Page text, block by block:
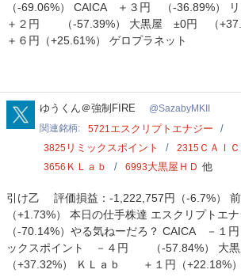
（-69.06%） CAICA ＋３円 （-36.89%）
＋２円 （-57.39%） 大黒屋 ±0円 （
＋６円（+25.61%） ゲロプラネット
SazabyMKII
ゆうくん＠強制FIRE SazabyMKII
関連銘柄
5721エスクリプトエナジー
3825 リミックスポイント 2315 ＣＡＩ
3656 ＫＬａｂ 6993大黒屋ＨＤ 他
引け乙 評価損益：-1,222,757円（-6.7%）
（+1.73%） 本日の仕手株達 エスクリプト
（-70.14%）やる気ねーだろ？ CAICA －１
ックスポイント －４円 （-57.84%） 大
（+37.32%） ＫＬａｂ ＋１円（+22.18%）